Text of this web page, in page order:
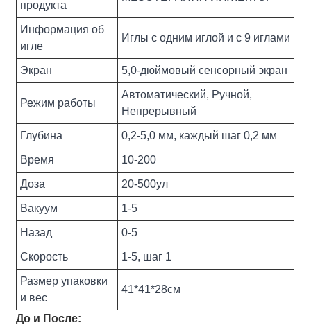
продукта
Информация об
игле
Иглы с одним иглой и с 9 иглами
Экран 5,0-дюймовый сенсорный экран
Режим работы
Автоматический, Ручной,
Непрерывный
Глубина 0,2-5,0 мм, каждый шаг 0,2 мм
Время 10-200
Доза 20-500ул
Вакуум 1-5
Назад 0-5
Скорость 1-5, шаг 1
Размер упаковки
и вес
41*41*28см
До и После: